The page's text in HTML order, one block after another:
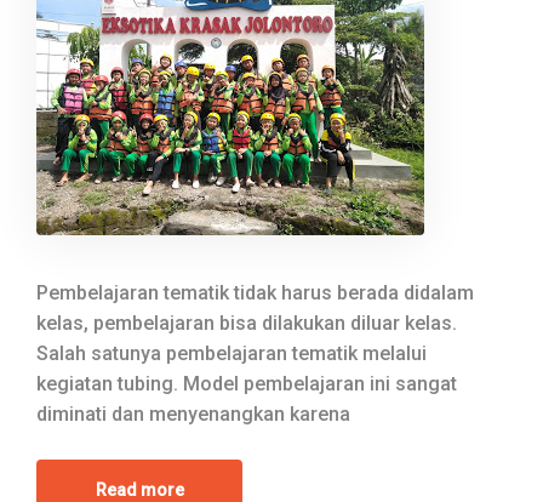
Pembelajaran tematik tidak harus berada didalam
kelas, pembelajaran bisa dilakukan diluar kelas.
Salah satunya pembelajaran tematik melalui
kegiatan tubing. Model pembelajaran ini sangat
diminati dan menyenangkan karena
Read more